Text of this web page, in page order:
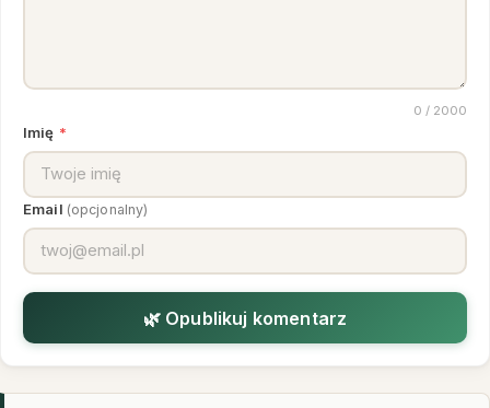
0 / 2000
Imię *
Email (opcjonalny)
🌿 Opublikuj komentarz